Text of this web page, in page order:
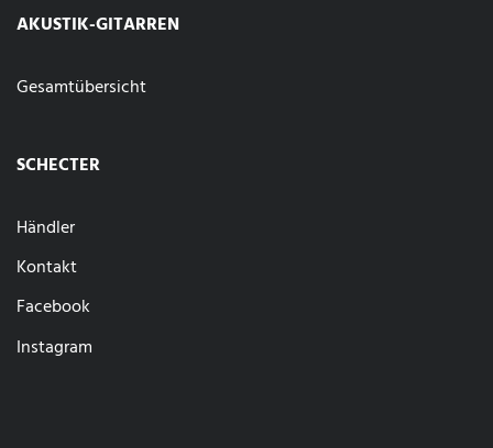
AKUSTIK-GITARREN
Gesamtübersicht
SCHECTER
Händler
Kontakt
Facebook
Instagram